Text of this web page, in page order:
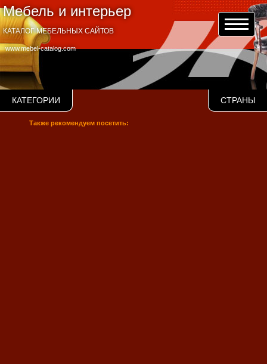
Мебель и интерьер
www.mebel-catalog.com
КАТАЛОГ МЕБЕЛЬНЫХ САЙТОВ
КАТЕГОРИИ СТРАНЫ
Также рекомендуем посетить: